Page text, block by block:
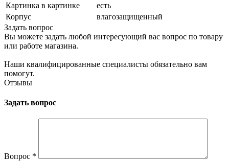
Картинка в картинке
есть
Корпус
влагозащищенный
Задать вопрос
Вы можете задать любой интересующий вас вопрос по товару
или работе магазина.
Наши квалифицированные специалисты обязательно вам
помогут.
Отзывы
Задать вопрос
Вопрос *